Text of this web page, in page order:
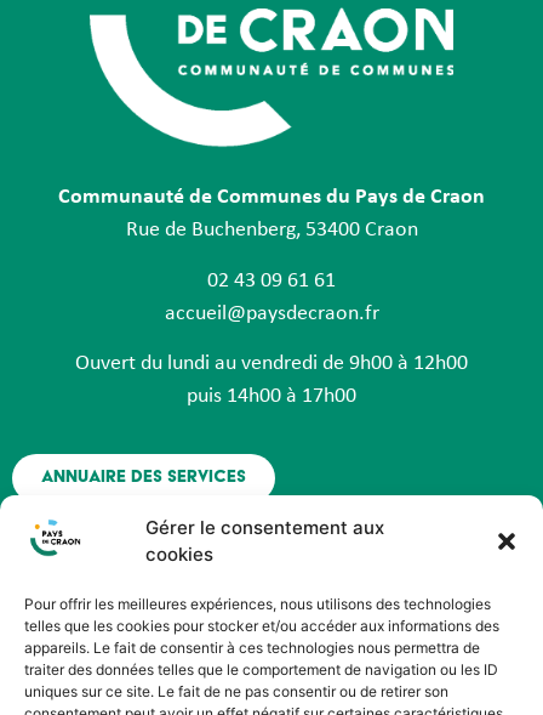
Gérer le consentement aux
cookies
Pour offrir les meilleures expériences, nous utilisons des technologies
telles que les cookies pour stocker et/ou accéder aux informations des
appareils. Le fait de consentir à ces technologies nous permettra de
traiter des données telles que le comportement de navigation ou les ID
uniques sur ce site. Le fait de ne pas consentir ou de retirer son
Communauté de Communes du Pays de Craon
Rue de Buchenberg, 53400 Craon
02 43 09 61 61
accueil@paysdecraon.fr
Ouvert du lundi au vendredi de 9h00 à 12h00
puis 14h00 à 17h00
Annuaire des services
Nous contacter
Espace agent - Octime
Suivez nous !